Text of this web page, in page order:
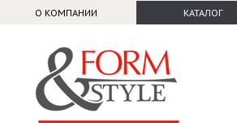
О КОМПАНИИ КАТАЛОГ